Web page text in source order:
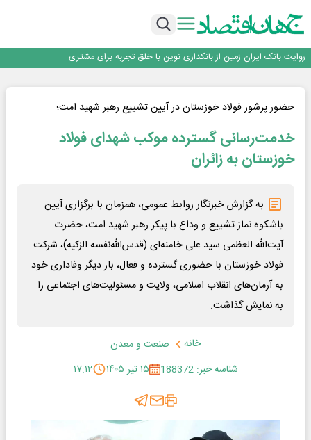
اجرای برنامه تحول بانک با تمرکز بر منابع پایدار، درآمدهای کارمزدی و بازسازی اعتماد
داد
روایت بانک ایران زمین از بانکداری نوین با خلق تجربه برای مشتری
سرپرست اداره کل روابط عمومی بیمه مرکزی منصوب شد
اجرای برنامه تحول بانک با تمرکز بر منابع پایدار، درآمدهای کارمزدی و بازسازی اعتماد
حضور پرشور فولاد خوزستان در آیین تشییع رهبر شهید امت؛
خدمت‌رسانی گسترده موکب شهدای فولاد
خوزستان به زائران
به گزارش خبرنگار روابط عمومی، همزمان با برگزاری آیین
باشکوه نماز تشییع و وداع با پیکر رهبر شهید امت، حضرت
آیت‌الله العظمی سید علی خامنه‌ای (قدس‌الله‌نفسه الزکیه)، شرکت
فولاد خوزستان با حضوری گسترده و فعال، بار دیگر وفاداری خود
به آرمان‌های انقلاب اسلامی، ولایت و مسئولیت‌های اجتماعی را
به نمایش گذاشت.
خانه
صنعت و معدن
شناسه خبر: 188372
۱۵ تیر ۱۴۰۵ ۱۷:۱۲